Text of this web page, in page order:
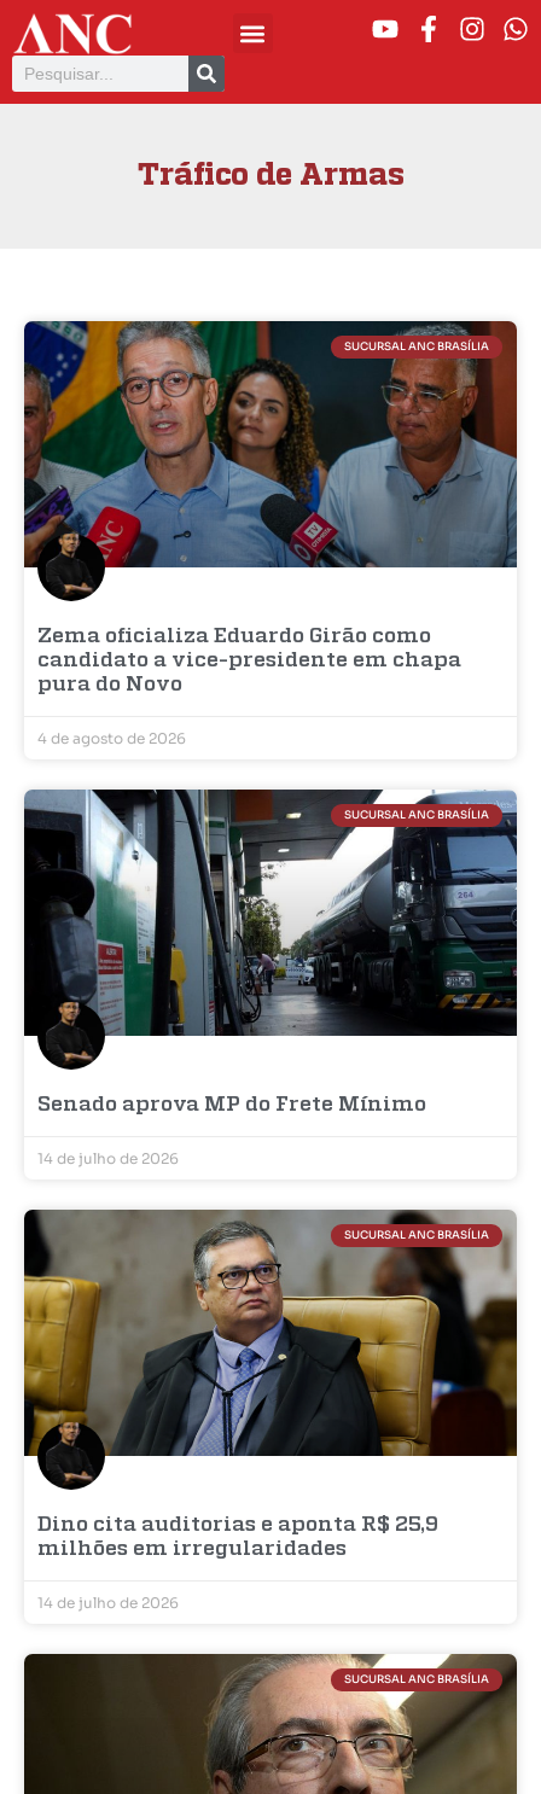
Tráfico de Armas
SUCURSAL ANC BRASÍLIA
Zema oficializa Eduardo Girão como
candidato a vice-presidente em chapa
pura do Novo
4 de agosto de 2026
SUCURSAL ANC BRASÍLIA
Senado aprova MP do Frete Mínimo
14 de julho de 2026
SUCURSAL ANC BRASÍLIA
Dino cita auditorias e aponta R$ 25,9
milhões em irregularidades
14 de julho de 2026
SUCURSAL ANC BRASÍLIA